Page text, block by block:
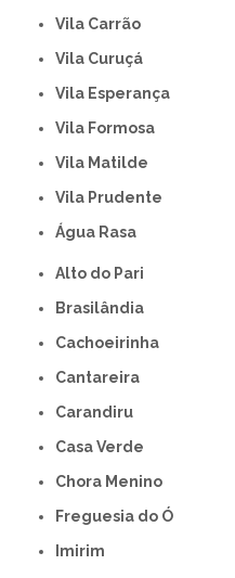
Vila Carrão
Vila Curuçá
Vila Esperança
Vila Formosa
Vila Matilde
Vila Prudente
Água Rasa
Alto do Pari
Brasilândia
Cachoeirinha
Cantareira
Carandiru
Casa Verde
Chora Menino
Freguesia do Ó
Imirim